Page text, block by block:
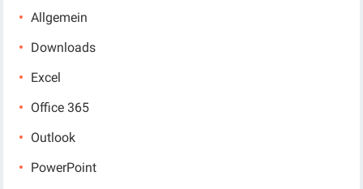
Allgemein
Downloads
Excel
Office 365
Outlook
PowerPoint